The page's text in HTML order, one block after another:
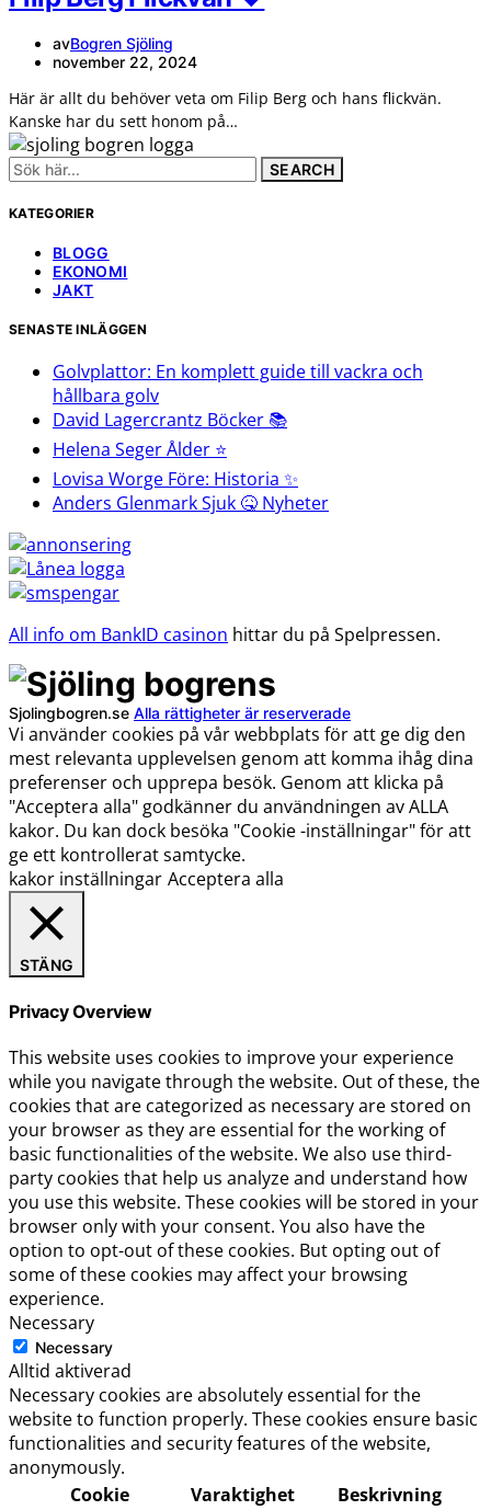
avBogren Sjöling
november 22, 2024
Här är allt du behöver veta om Filip Berg och hans flickvän.
Kanske har du sett honom på…
Search
for:
KATEGORIER
BLOGG
EKONOMI
JAKT
SENASTE INLÄGGEN
Golvplattor: En komplett guide till vackra och
hållbara golv
David Lagercrantz Böcker 📚
Helena Seger Ålder ⭐️
Lovisa Worge Före: Historia ✨
Anders Glenmark Sjuk 🤒 Nyheter
All info om BankID casinon hittar du på Spelpressen.
Sjolingbogren.se Alla rättigheter är reserverade
Vi använder cookies på vår webbplats för att ge dig den
mest relevanta upplevelsen genom att komma ihåg dina
preferenser och upprepa besök. Genom att klicka på
"Acceptera alla" godkänner du användningen av ALLA
kakor. Du kan dock besöka "Cookie -inställningar" för att
ge ett kontrollerat samtycke.
kakor inställningar Acceptera alla
STÄNG
Privacy Overview
This website uses cookies to improve your experience
while you navigate through the website. Out of these, the
cookies that are categorized as necessary are stored on
your browser as they are essential for the working of
basic functionalities of the website. We also use third-
party cookies that help us analyze and understand how
you use this website. These cookies will be stored in your
browser only with your consent. You also have the
option to opt-out of these cookies. But opting out of
some of these cookies may affect your browsing
experience.
Necessary
Necessary
Alltid aktiverad
Necessary cookies are absolutely essential for the
website to function properly. These cookies ensure basic
functionalities and security features of the website,
anonymously.
Cookie
Varaktighet Beskrivning